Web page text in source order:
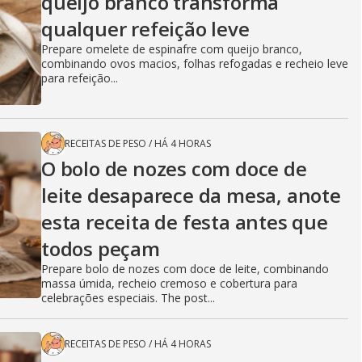
qualquer refeição leve
Prepare omelete de espinafre com queijo branco,
combinando ovos macios, folhas refogadas e recheio leve
para refeição...
RECEITAS DE PESO / HÁ 4 HORAS
O bolo de nozes com doce de
leite desaparece da mesa, anote
esta receita de festa antes que
todos peçam
Prepare bolo de nozes com doce de leite, combinando
massa úmida, recheio cremoso e cobertura para
celebrações especiais. The post...
RECEITAS DE PESO / HÁ 4 HORAS